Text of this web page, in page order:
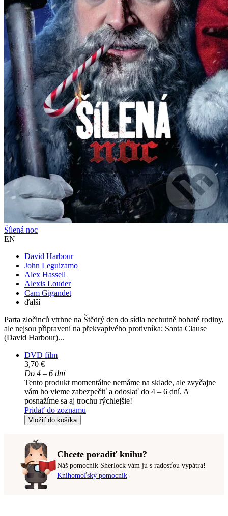
Šílená noc
EN
David Harbour
John Leguizamo
Alex Hassell
Alexis Louder
Cam Gigandet
ďalší
Parta zločinců vtrhne na Štědrý den do sídla nechutně bohaté rodiny,
ale nejsou připraveni na překvapivého protivníka: Santa Clause
(David Harbour)...
DVD film
3,70 €
Do 4 – 6 dní
Tento produkt momentálne nemáme na sklade, ale zvyčajne
vám ho vieme zabezpečiť a odoslať do 4 – 6 dní. A
posnažíme sa aj trochu rýchlejšie!
Pridať do zoznamu
Vložiť do košíka
Chcete poradiť knihu?
Náš pomocník Sherlock vám ju s radosťou vypátra!
Knihomoľský pomocník